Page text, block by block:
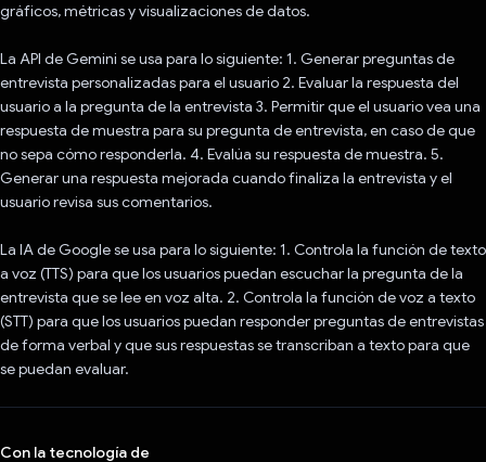
gráficos, métricas y visualizaciones de datos.
La API de Gemini se usa para lo siguiente: 1. Generar preguntas de
entrevista personalizadas para el usuario 2. Evaluar la respuesta del
usuario a la pregunta de la entrevista 3. Permitir que el usuario vea una
respuesta de muestra para su pregunta de entrevista, en caso de que
no sepa cómo responderla. 4. Evalúa su respuesta de muestra. 5.
Generar una respuesta mejorada cuando finaliza la entrevista y el
usuario revisa sus comentarios.
La IA de Google se usa para lo siguiente: 1. Controla la función de texto
a voz (TTS) para que los usuarios puedan escuchar la pregunta de la
entrevista que se lee en voz alta. 2. Controla la función de voz a texto
(STT) para que los usuarios puedan responder preguntas de entrevistas
de forma verbal y que sus respuestas se transcriban a texto para que
se puedan evaluar.
Con la tecnología de